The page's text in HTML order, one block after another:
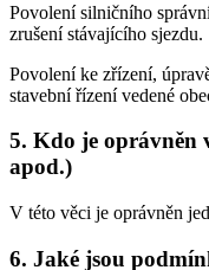
Povolení silničního
zrušení stávajícího sjezdu.
Povolení ke zřízení,
stavební řízení vedené
5. Kdo je oprávněn
apod.)
V této věci je oprávněn
6. Jaké jsou